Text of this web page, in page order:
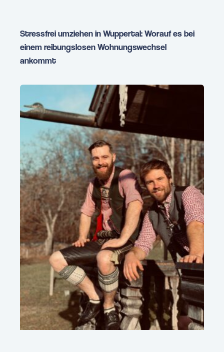
Stressfrei umziehen in Wuppertal: Worauf es bei
einem reibungslosen Wohnungswechsel
ankommt